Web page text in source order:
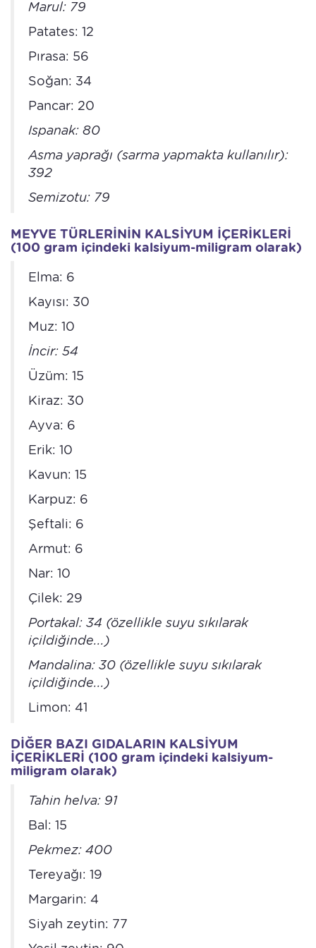
Marul: 79
Patates: 12
Pırasa: 56
Soğan: 34
Pancar: 20
Ispanak: 80
Asma yaprağı (sarma yapmakta kullanılır):
392
Semizotu: 79
MEYVE TÜRLERİNİN KALSİYUM İÇERİKLERİ
(100 gram içindeki kalsiyum-miligram olarak)
Elma: 6
Kayısı: 30
Muz: 10
İncir: 54
Üzüm: 15
Kiraz: 30
Ayva: 6
Erik: 10
Kavun: 15
Karpuz: 6
Şeftali: 6
Armut: 6
Nar: 10
Çilek: 29
Portakal: 34 (özellikle suyu sıkılarak
içildiğinde...)
Mandalina: 30 (özellikle suyu sıkılarak
içildiğinde...)
Limon: 41
DİĞER BAZI GIDALARIN KALSİYUM
İÇERİKLERİ (100 gram içindeki kalsiyum-
miligram olarak)
Tahin helva: 91
Bal: 15
Pekmez: 400
Tereyağı: 19
Margarin: 4
Siyah zeytin: 77